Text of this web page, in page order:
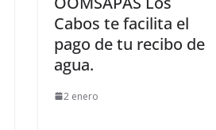
Cabos te facilita el
pago de tu recibo de
agua.
2 enero